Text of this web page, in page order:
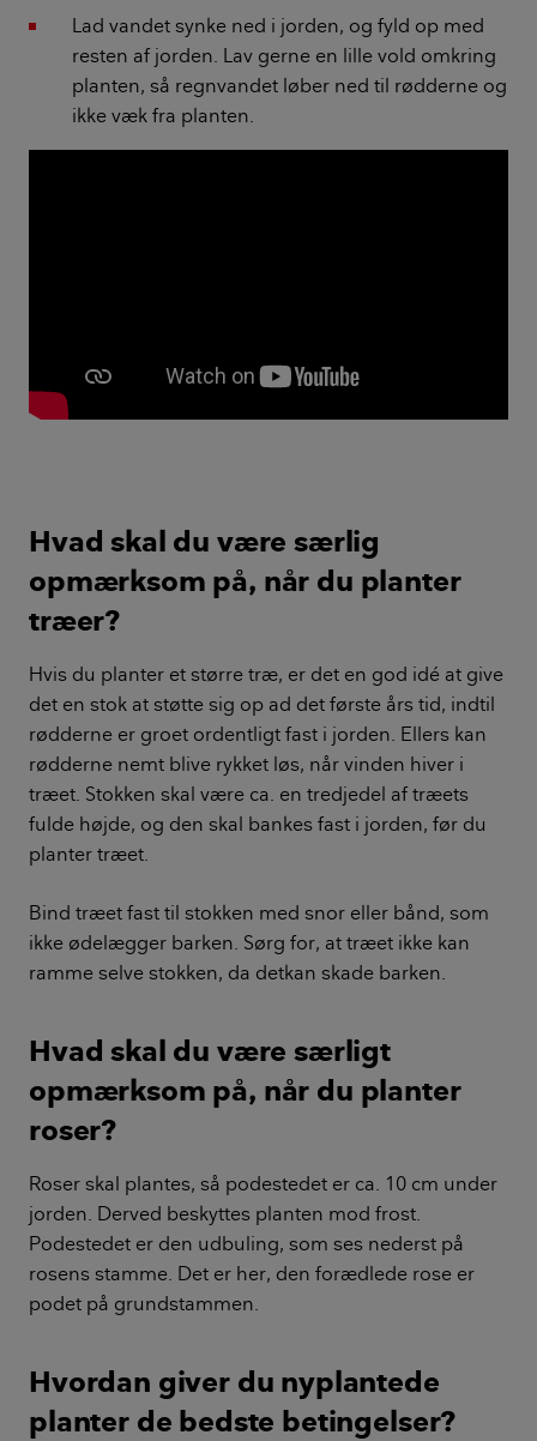
Lad vandet synke ned i jorden, og fyld op med
resten af jorden. Lav gerne en lille vold omkring
planten, så regnvandet løber ned til rødderne og
ikke væk fra planten.
Hvad skal du være særlig
opmærksom på, når du planter
træer?
Hvis du planter et større træ, er det en god idé at give
det en stok at støtte sig op ad det første års tid, indtil
rødderne er groet ordentligt fast i jorden. Ellers kan
rødderne nemt blive rykket løs, når vinden hiver i
træet. Stokken skal være ca. en tredjedel af træets
fulde højde, og den skal bankes fast i jorden, før du
planter træet.
Bind træet fast til stokken med snor eller bånd, som
ikke ødelægger barken. Sørg for, at træet ikke kan
ramme selve stokken, da detkan skade barken.
Hvad skal du være særligt
opmærksom på, når du planter
roser?
Roser skal plantes, så podestedet er ca. 10 cm under
jorden. Derved beskyttes planten mod frost.
Podestedet er den udbuling, som ses nederst på
rosens stamme. Det er her, den forædlede rose er
podet på grundstammen.
Hvordan giver du nyplantede
planter de bedste betingelser?